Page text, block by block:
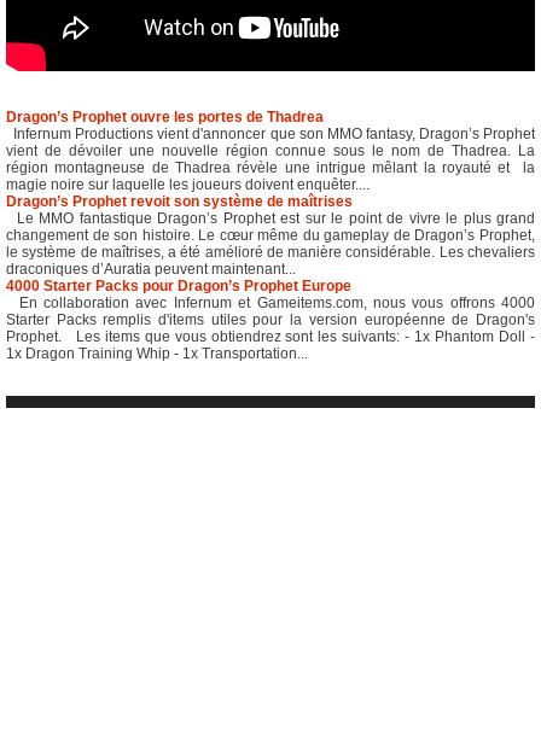
Dragon’s Prophet ouvre les portes de Thadrea
Infernum Productions vient d'annoncer que son MMO fantasy, Dragon’s Prophet
vient de dévoiler une nouvelle région connue sous le nom de Thadrea. La
région montagneuse de Thadrea révèle une intrigue mêlant la royauté et la
magie noire sur laquelle les joueurs doivent enquêter....
Dragon’s Prophet revoit son système de maîtrises
Le MMO fantastique Dragon’s Prophet est sur le point de vivre le plus grand
changement de son histoire. Le cœur même du gameplay de Dragon’s Prophet,
le système de maîtrises, a été amélioré de manière considérable. Les chevaliers
draconiques d’Auratia peuvent maintenant...
4000 Starter Packs pour Dragon’s Prophet Europe
En collaboration avec Infernum et Gameitems.com, nous vous offrons 4000
Starter Packs remplis d'items utiles pour la version européenne de Dragon's
Prophet. Les items que vous obtiendrez sont les suivants: - 1x Phantom Doll -
1x Dragon Training Whip - 1x Transportation...